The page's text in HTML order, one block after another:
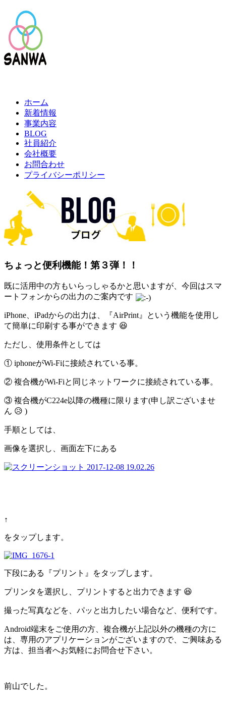
ホーム
新着情報
事業内容
BLOG
社員紹介
会社概要
お問合わせ
プライバシーポリシー
ちょっと便利機能！第３弾！！
既に活用中の方もいらっしゃるかと思いますが、今回はスマ
ートフォンからの出力のご案内です
iPhone、iPadからの出力は、『AirPrint』という機能を使用し
て簡単に印刷する事ができます 😆
ただし、使用条件としては
① iphoneがWi-Fiに接続されている事。
② 複合機がWi-Fiと同じネットワークに接続されている事。
③ 複合機がC224e以降の機種に限ります(申し訳ございませ
ん 😥 )
手順としては、
画像を選択し、画面左下にある
↑
をタップします。
下段にある『プリント』をタップします。
プリンタを選択し、プリントすると出力できます 😆
撮った写真などを、パッと出力したい場合など、便利です。
Android端末をご使用の方、複合機が上記以外の機種の方に
は、専用のアプリケーションがございますので、ご興味ある
方は、担当者へお気軽にお問合せ下さい。
前山でした。